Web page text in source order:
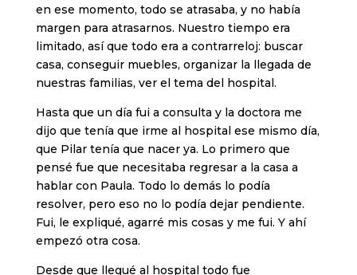
en ese momento, todo se atrasaba, y no había
margen para atrasarnos. Nuestro tiempo era
limitado, así que todo era a contrarreloj: buscar
casa, conseguir muebles, organizar la llegada de
nuestras familias, ver el tema del hospital.
Hasta que un día fui a consulta y la doctora me
dijo que tenía que irme al hospital ese mismo día,
que Pilar tenía que nacer ya. Lo primero que
pensé fue que necesitaba regresar a la casa a
hablar con Paula. Todo lo demás lo podía
resolver, pero eso no lo podía dejar pendiente.
Fui, le expliqué, agarré mis cosas y me fui. Y ahí
empezó otra cosa.
Desde que llegué al hospital todo fue